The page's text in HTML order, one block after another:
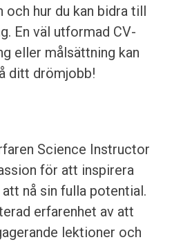
och hur du kan bidra till
En väl utformad CV-
eller målsättning kan
ditt drömjobb!
Science Instructor
för att inspirera
nå sin fulla potential.
erfarenhet av att
lektioner och